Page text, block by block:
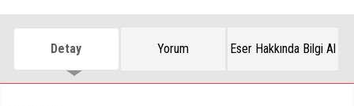
Detay Yorum Eser Hakkında Bilgi Al